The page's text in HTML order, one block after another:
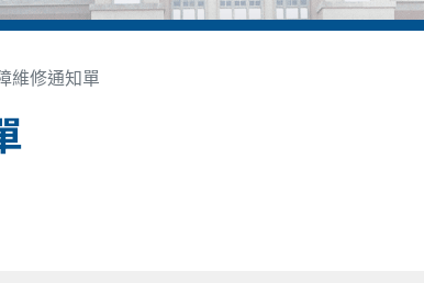
維修通知單